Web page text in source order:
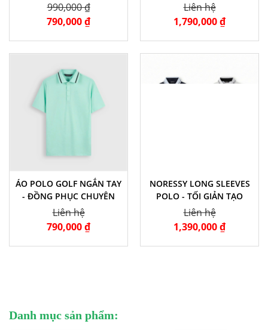
990,000 ₫
790,000 ₫
Liên hệ
1,790,000 ₫
ÁO POLO GOLF NGẮN TAY
- ĐỒNG PHỤC CHUYÊN
NGHIỆP
Liên hệ
790,000 ₫
NORESSY LONG SLEEVES
POLO - TỐI GIẢN TẠO
NÊN ĐẲNG CẤP
Liên hệ
1,390,000 ₫
Danh mục sản phẩm: